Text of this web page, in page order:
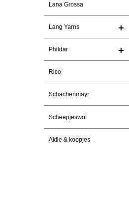
Lana Grossa
Lang Yarns
Phildar
Rico
Schachenmayr
Scheepjeswol
Aktie & koopjes